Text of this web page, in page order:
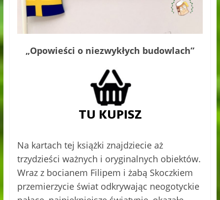
„Opowieści o niezwykłych budowlach”
Na kartach tej książki znajdziecie aż
trzydzieści ważnych i oryginalnych obiektów.
Wraz z bocianem Filipem i żabą Skoczkiem
przemierzycie świat odkrywając neogotyckie